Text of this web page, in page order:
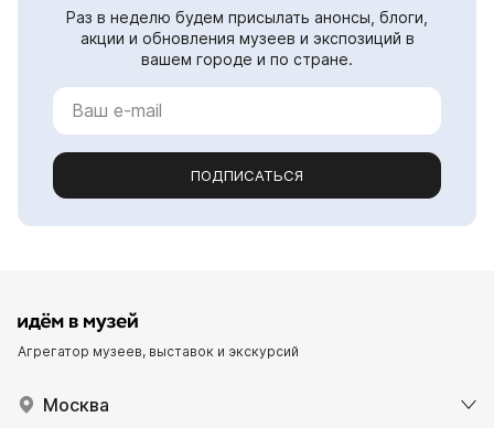
Раз в неделю будем присылать анонсы, блоги,
акции и обновления музеев и экспозиций в
вашем городе и по стране.
ПОДПИСАТЬСЯ
Агрегатор музеев, выставок и экскурсий
Москва